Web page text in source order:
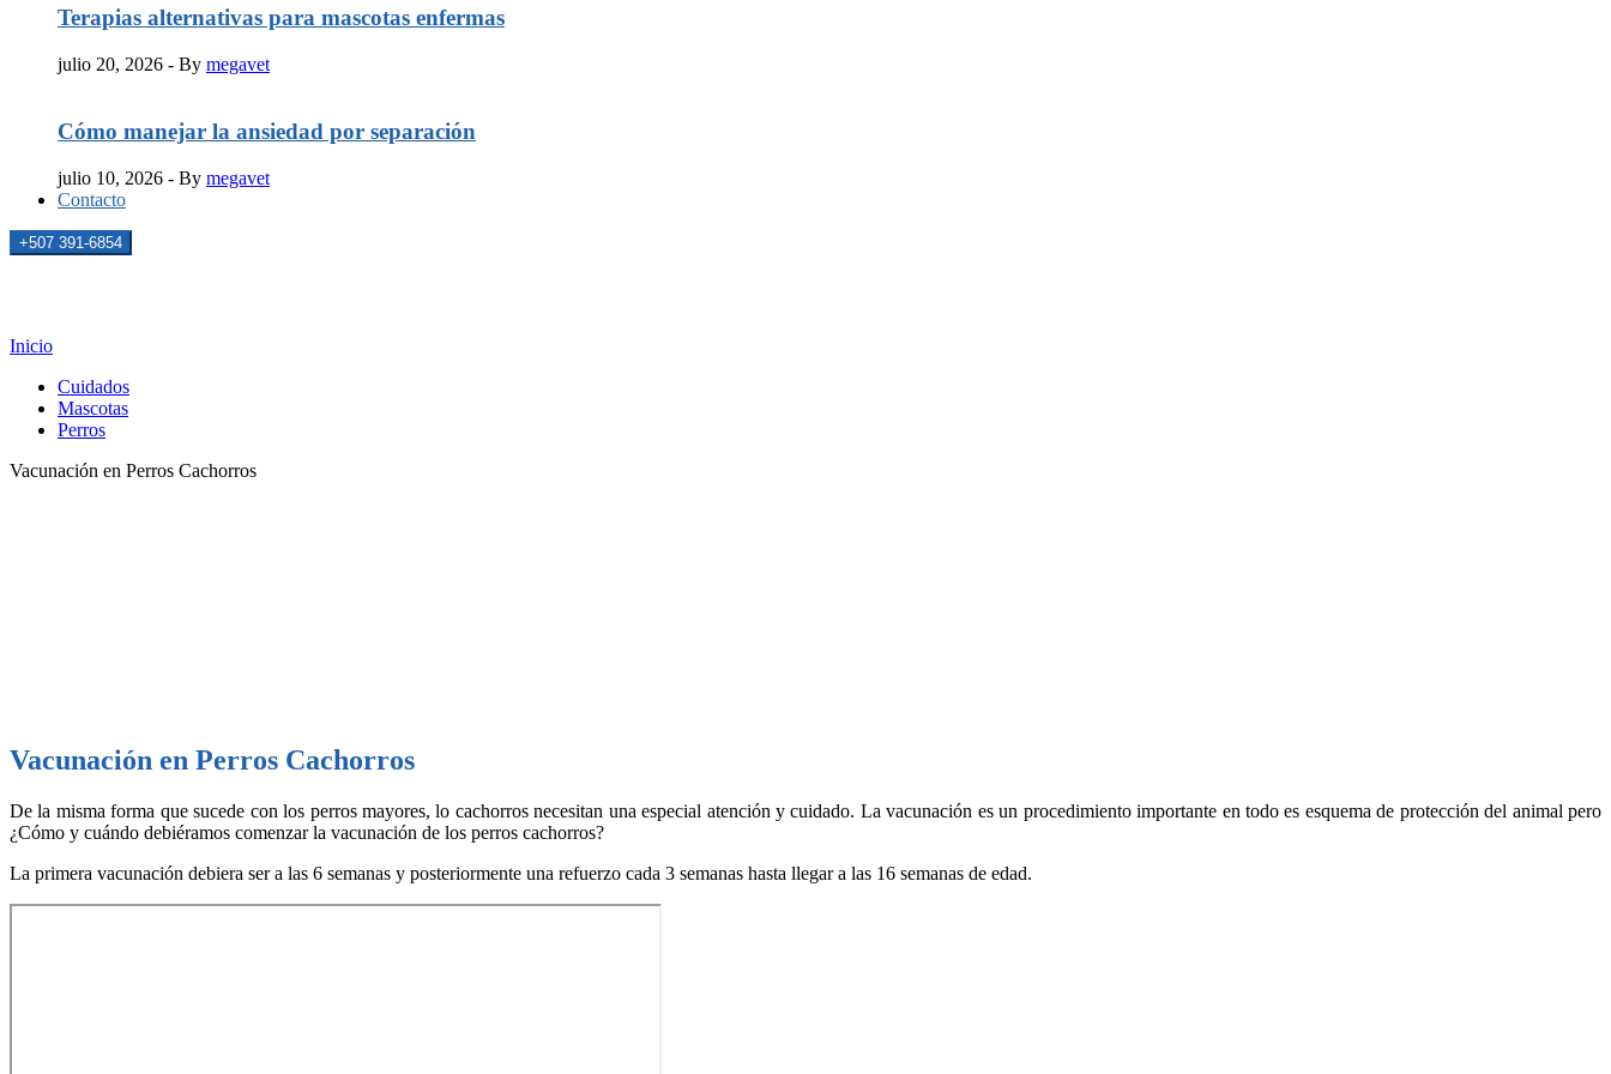
Terapias alternativas para mascotas enfermas
julio 20, 2026 - By megavet
Cómo manejar la ansiedad por separación
julio 10, 2026 - By megavet
Contacto
+507 391-6854
Inicio
Cuidados
Mascotas
Perros
Vacunación en Perros Cachorros
Vacunación en Perros Cachorros
De la misma forma que sucede con los perros mayores, lo cachorros necesitan una especial atención y cuidado. La vacunación es un procedimiento importante en todo es esquema de protección del animal pero
¿Cómo y cuándo debiéramos comenzar la vacunación de los perros cachorros?
La primera vacunación debiera ser a las 6 semanas y posteriormente una refuerzo cada 3 semanas hasta llegar a las 16 semanas de edad.